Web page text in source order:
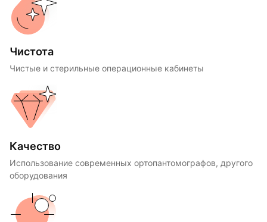
Чистота
Чистые и стерильные операционные кабинеты
Качество
Использование современных ортопантомографов, другого
оборудования